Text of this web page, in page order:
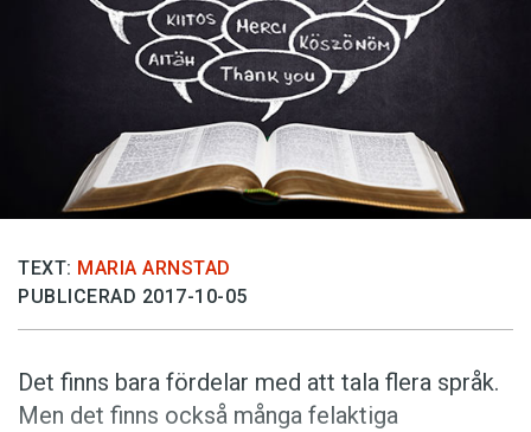
Bokrecensioner
Anmäl till språkpolisen
Föreslå nyord
Prenumerera
Läs Språktidningen digitalt
Press
TEXT: MARIA ARNSTAD
PUBLICERAD 2017-10-05
Det finns bara fördelar med att tala flera språk.
Men det finns också många felaktiga